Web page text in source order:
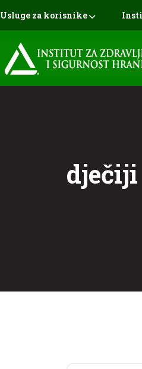
Usluge za korisnike